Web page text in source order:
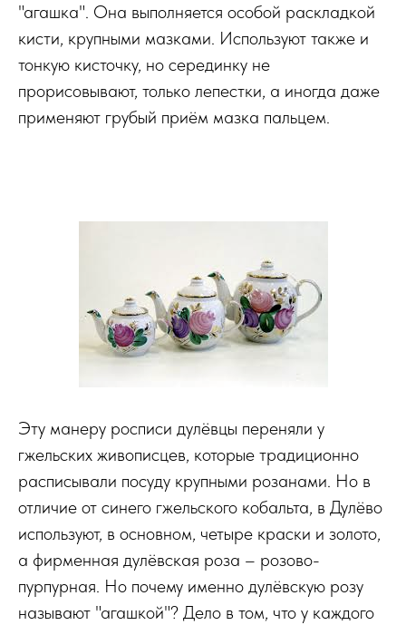
"агашка". Она выполняется особой раскладкой
кисти, крупными мазками. Используют также и
тонкую кисточку, но серединку не
прорисовывают, только лепестки, а иногда даже
применяют грубый приём мазка пальцем.
Эту манеру росписи дулёвцы переняли у
гжельских живописцев, которые традиционно
расписывали посуду крупными розанами. Но в
отличие от синего гжельского кобальта, в Дулёво
используют, в основном, четыре краски и золото,
а фирменная дулёвская роза – розово-
пурпурная. Но почему именно дулёвскую розу
называют "агашкой"? Дело в том, что у каждого